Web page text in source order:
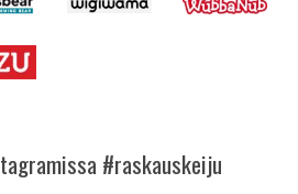
#raskauskeiju